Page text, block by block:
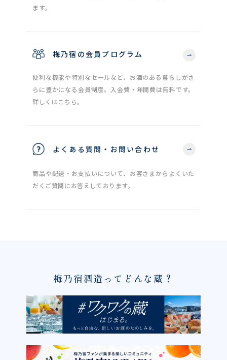
ます。
梅乃宿の会員プログラム
便利な機能や特別なセールなど、お酒のある暮らしがさ
らに豊かになる会員制度。入会費・年間費は無料です。
詳しくはこちら。
よくある質問・お問い合わせ
商品や配送・お支払いについて、お客さまからよくいた
だくご質問にお答えしております。
梅乃宿酒造ってどんな蔵？